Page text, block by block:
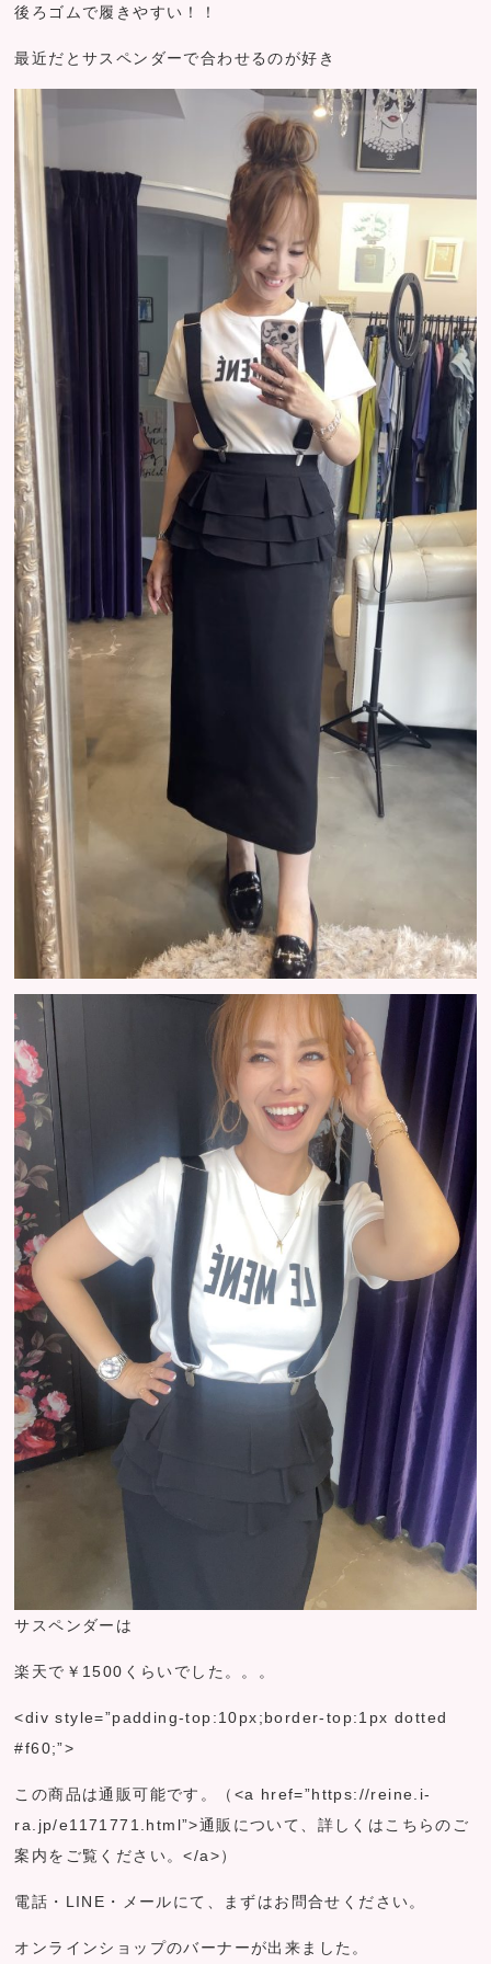
後ろゴムで履きやすい！！
最近だとサスペンダーで合わせるのが好き
サスペンダーは
楽天で￥1500くらいでした。。。
<div style=”padding-top:10px;border-top:1px dotted
#f60;”>
この商品は通販可能です。（<a href=”https://reine.i-
ra.jp/e1171771.html”>通販について、詳しくはこちらのご
案内をご覧ください。</a>）
電話・LINE・メールにて、まずはお問合せください。
オンラインショップのバーナーが出来ました。